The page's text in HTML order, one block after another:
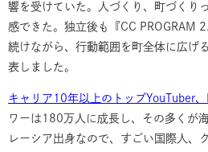
響を受けていた。人づくり、町づくり
感できた。独立後も『CC PROGRAM
続けながら、行動範囲を町全体に広げ
表しました。
キャリア10年以上のトップYouTuber、
ワーは180万人に成長し、その多くが
レーシア出身なので、すごい国際人、